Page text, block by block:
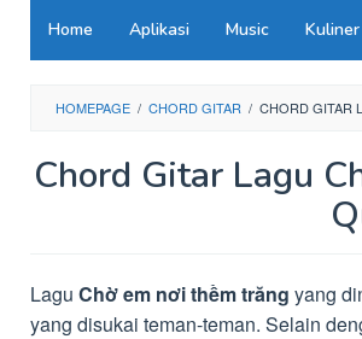
Home Aplikasi Music Kuliner
HOMEPAGE / CHORD GITAR / CHORD GITAR
Chord Gitar Lagu
Lagu Chờ em nơi thềm trăng yang
yang disukai teman-teman. Selain